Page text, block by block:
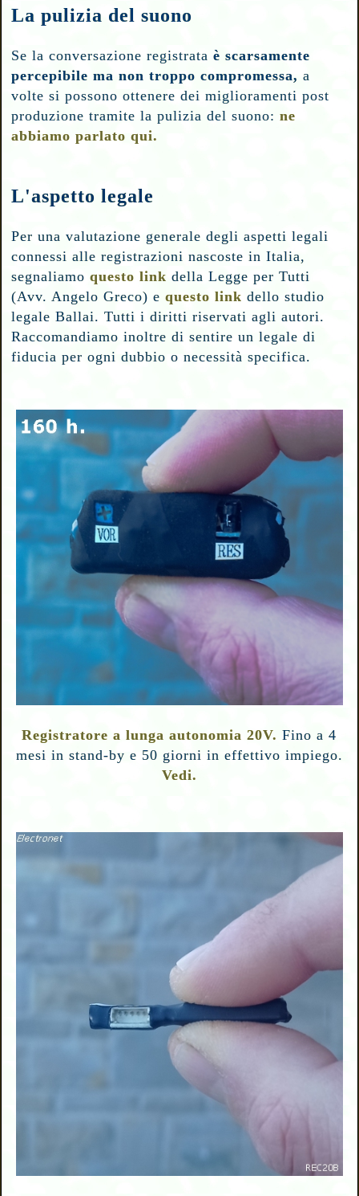
La pulizia del suono
Se la conversazione registrataè scarsamente
percepibile ma non troppo compromessa,a
volte si possono ottenere dei miglioramenti post
produzione tramite la pulizia del suono: ne
abbiamo parlato qui.
L'aspetto legale
Per una valutazione generale degli aspetti legali
connessi alle registrazioni nascoste in Italia,
segnaliamoquesto link della Legge per Tutti
(Avv. Angelo Greco) equesto link dello studio
legale Ballai. Tutti i diritti riservati agli autori.
Raccomandiamo inoltre di sentire un legale di
fiducia per ogni dubbio o necessità specifica.
Registratore a lunga autonomia 20V. Fino a 4
mesi in stand-by e 50 giorni in effettivo impiego.
Vedi.